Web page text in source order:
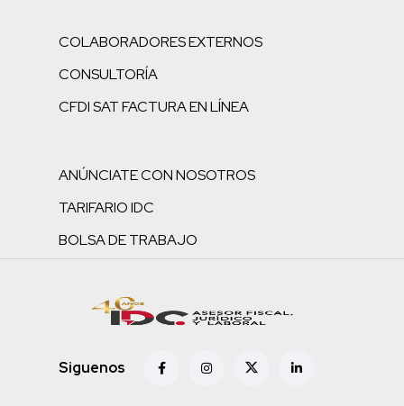
COLABORADORES EXTERNOS
CONSULTORÍA
CFDI SAT FACTURA EN LÍNEA
ANÚNCIATE CON NOSOTROS
TARIFARIO IDC
BOLSA DE TRABAJO
Siguenos